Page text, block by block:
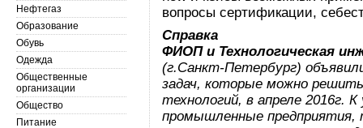
вопросы сертификации,
Справка
ФИОП и Технологическая
(г.Санкт-Петербург)
задач, которые можно
технологий, в апреле 2016г.
промышленные предприятия,
Нефтегаз
Образование
Обувь
Одежда
Общественные
организации
Общество
Питание